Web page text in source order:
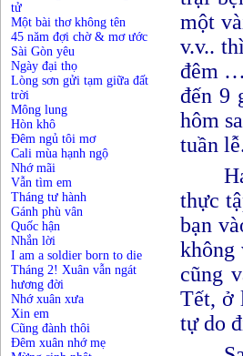
tử
Một bài thơ không tên
45 năm đợi chờ & mơ ước
Sài Gòn yêu
Ngày đại thọ
Lòng sơn gửi tạm giữa đất
trời
Mông lung
Hòn khô
Đêm ngủ tôi mơ
Cali mùa hạnh ngộ
Nhớ mãi
Vẫn tìm em
Tháng tư hành
Gánh phù vân
Quốc hận
Nhắn lời
I am a soldier born to die
Tháng 2! Xuân vẫn ngát
hương đời
Nhớ xuân xưa
Xin em
Cũng đành thôi
Đêm xuân nhớ mẹ
một
v.v..
đêm …
đến 9
hôm
tuần
thực
bạn
không
cũng
Tết, ở
tự do